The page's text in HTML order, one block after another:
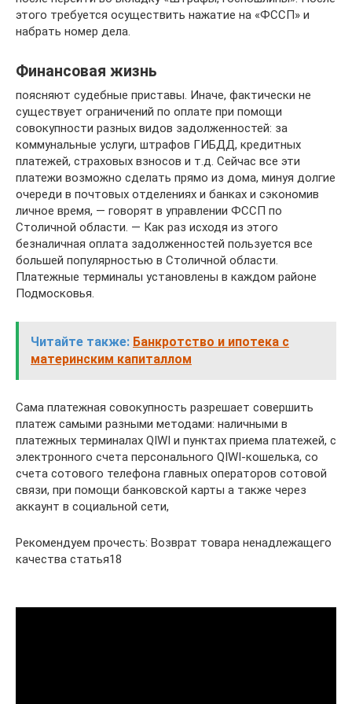
этого требуется осуществить нажатие на «ФССП» и
набрать номер дела.
Финансовая жизнь
поясняют судебные приставы. Иначе, фактически не
существует ограничений по оплате при помощи
совокупности разных видов задолженностей: за
коммунальные услуги, штрафов ГИБДД, кредитных
платежей, страховых взносов и т.д. Сейчас все эти
платежи возможно сделать прямо из дома, минуя долгие
очереди в почтовых отделениях и банках и сэкономив
личное время, — говорят в управлении ФССП по
Столичной области. — Как раз исходя из этого
безналичная оплата задолженностей пользуется все
большей популярностью в Столичной области.
Платежные терминалы установлены в каждом районе
Подмосковья.
Читайте также: Банкротство и ипотека с
материнским капиталлом
Сама платежная совокупность разрешает совершить
платеж самыми разными методами: наличными в
платежных терминалах QIWI и пунктах приема платежей, с
электронного счета персонального QIWI-кошелька, со
счета сотового телефона главных операторов сотовой
связи, при помощи банковской карты а также через
аккаунт в социальной сети,
Рекомендуем прочесть: Возврат товара ненадлежащего
качества статья18